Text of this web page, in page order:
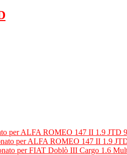
per ALFA ROMEO 147 II 1.9 JTD
per ALFA ROMEO 147 II 1.9
per FIAT Doblò III Cargo 1.6